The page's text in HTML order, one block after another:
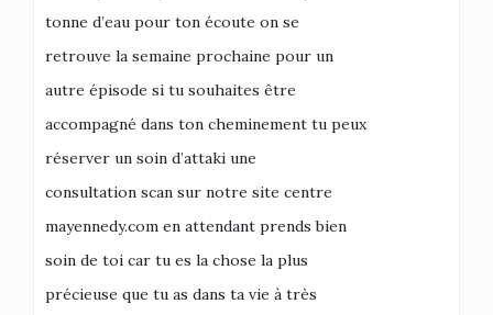
tonne d’eau pour ton écoute on se
retrouve la semaine prochaine pour un
autre épisode si tu souhaites être
accompagné dans ton cheminement tu peux
réserver un soin d’attaki une
consultation scan sur notre site centre
mayennedy.com en attendant prends bien
soin de toi car tu es la chose la plus
précieuse que tu as dans ta vie à très